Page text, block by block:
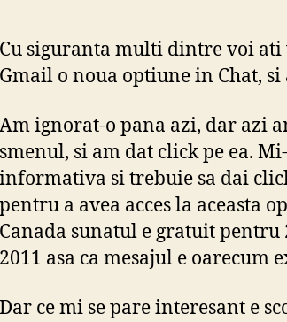
Cu siguranta multi dintre voi
Gmail o noua optiune in Chat, si
Am ignorat-o pana azi, dar azi
smenul, si am dat click pe ea.
informativa si trebuie sa dai
pentru a avea acces la aceasta
Canada sunatul e gratuit
2011 asa ca mesajul e oarecum
Dar ce mi se pare interesant e